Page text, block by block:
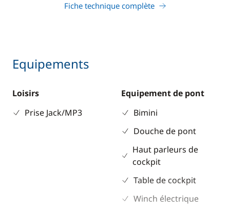
Fiche technique complète
Equipements
Loisirs
Prise Jack/MP3
Equipement de pont
Bimini
Douche de pont
Haut parleurs de
cockpit
Table de cockpit
Winch électrique